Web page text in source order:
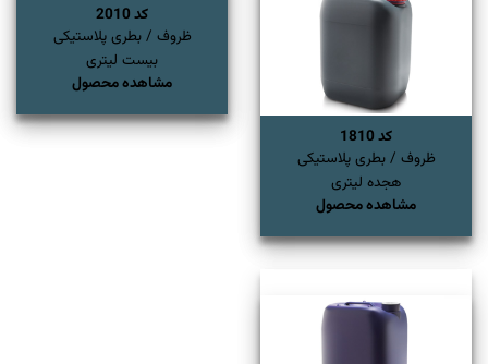
کد 1810
ظروف / بطری پلاستیکی
هجده لیتری
مشاهده محصول
کد 2010
ظروف / بطری پلاستیکی
بیست لیتری
مشاهده محصول